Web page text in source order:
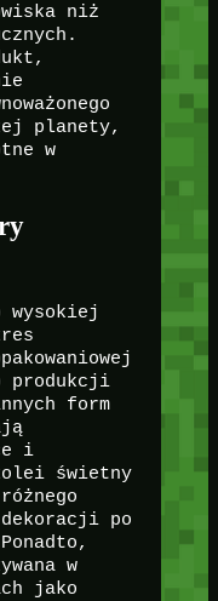
niż
planety,
w
wysokiej
produkcji
form
i
świetny
po
w
jako